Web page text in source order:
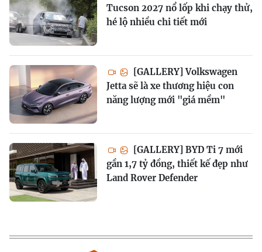
Tucson 2027 nổ lốp khi chạy thử,
hé lộ nhiều chi tiết mới
[GALLERY] Volkswagen
Jetta sẽ là xe thương hiệu con
năng lượng mới "giá mềm"
[GALLERY] BYD Ti 7 mới
gần 1,7 tỷ đồng, thiết kế đẹp như
Land Rover Defender